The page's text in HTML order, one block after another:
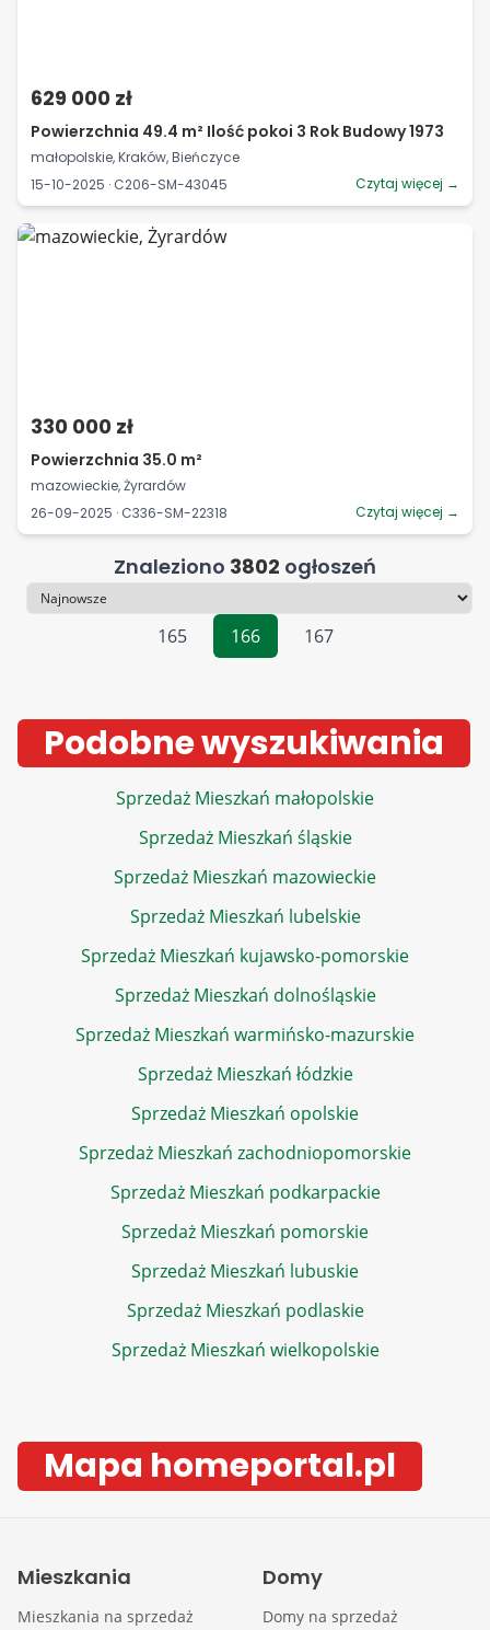
629 000 zł
Powierzchnia 49.4 m² Ilość pokoi 3 Rok Budowy 1973
małopolskie, Kraków, Bieńczyce
15-10-2025 · C206-SM-43045
Czytaj więcej →
330 000 zł
Powierzchnia 35.0 m²
mazowieckie, Żyrardów
26-09-2025 · C336-SM-22318
Czytaj więcej →
Znaleziono 3802 ogłoszeń
Sortowanie
165
166 167
Podobne wyszukiwania
Sprzedaż Mieszkań małopolskie
Sprzedaż Mieszkań śląskie
Sprzedaż Mieszkań mazowieckie
Sprzedaż Mieszkań lubelskie
Sprzedaż Mieszkań kujawsko-pomorskie
Sprzedaż Mieszkań dolnośląskie
Sprzedaż Mieszkań warmińsko-mazurskie
Sprzedaż Mieszkań łódzkie
Sprzedaż Mieszkań opolskie
Sprzedaż Mieszkań zachodniopomorskie
Sprzedaż Mieszkań podkarpackie
Sprzedaż Mieszkań pomorskie
Sprzedaż Mieszkań lubuskie
Sprzedaż Mieszkań podlaskie
Sprzedaż Mieszkań wielkopolskie
Mapa homeportal.pl
Mieszkania
Mieszkania na sprzedaż
Domy
Domy na sprzedaż